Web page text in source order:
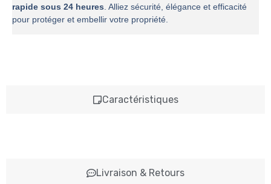
Caractéristiques
Livraison & Retours
rapide sous 24 heures. Alliez sécurité, élégance et efficacité
pour protéger et embellir votre propriété.